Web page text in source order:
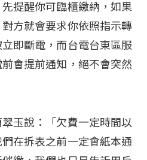
提醒你可臨櫃繳納，如果
方就會要求你依照指示轉
即斷電，而台電台東區服
會提前通知，絕不會突然
玉說：「欠費一定時間以
們在拆表之前一定會紙本通